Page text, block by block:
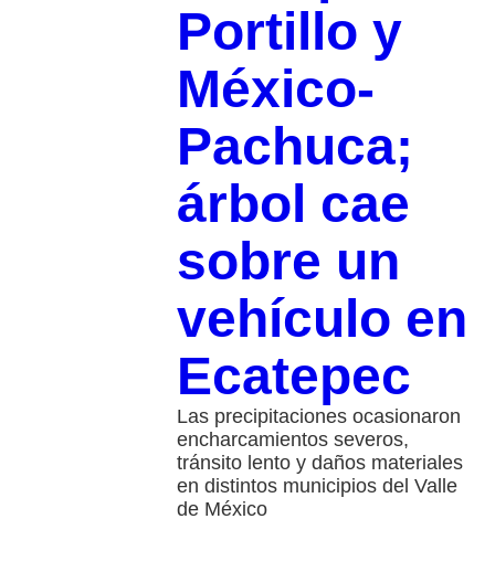
Portillo y
México-
Pachuca;
árbol cae
sobre un
vehículo en
Ecatepec
Las precipitaciones ocasionaron
encharcamientos severos,
tránsito lento y daños materiales
en distintos municipios del Valle
de México